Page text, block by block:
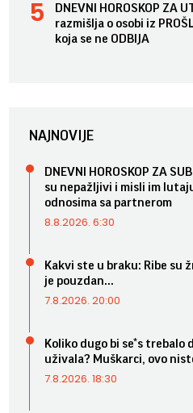
DNEVNI HOROSKOP ZA
razmišlja o osobi iz
koja se ne ODBIJA
NAJNOVIJE
DNEVNI HOROSKOP ZA
su nepažljivi i misli im
odnosima sa partnerom
8.8.2026. 6:30
Kakvi ste u braku: Ribe su
je pouzdan...
7.8.2026. 20:00
Koliko dugo bi se*s trebalo
uživala? Muškarci, ovo
7.8.2026. 18:30